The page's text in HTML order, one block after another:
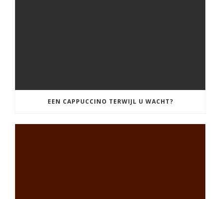
EEN CAPPUCCINO TERWIJL U WACHT?